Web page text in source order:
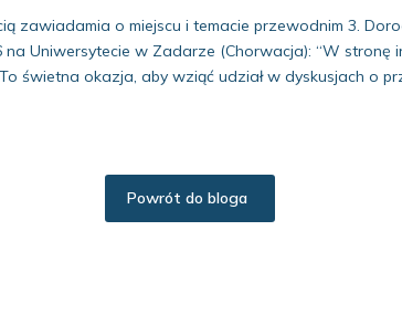
zawiadamia o miejscu i temacie przewodnim 3.
Uniwersytecie w Zadarze (Chorwacja): “W
świetna okazja, aby wziąć udział w dyskusjach o
Powrót do bloga